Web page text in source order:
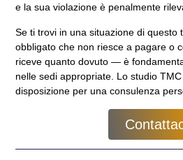
e la sua violazione è penalmente
Se ti trovi in una situazione di
obbligato che non riesce a pagare o
riceve quanto dovuto — è
nelle sedi appropriate. Lo studio
disposizione per una consulenza